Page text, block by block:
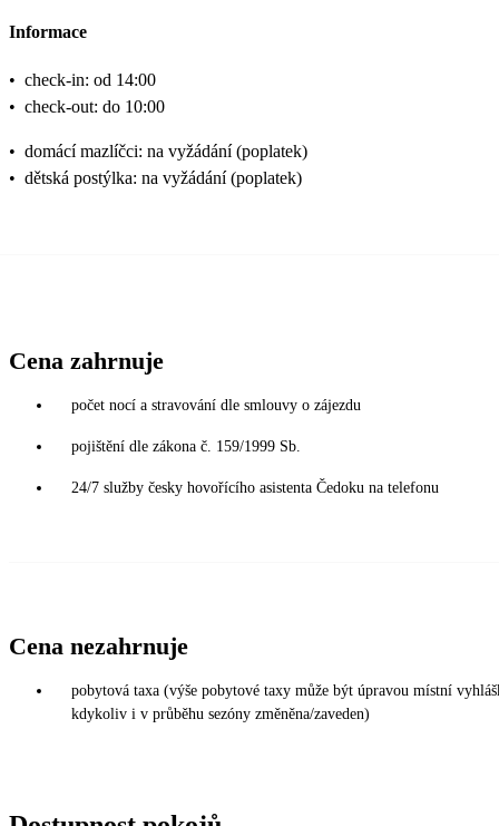
Informace
• check-in: od 14:00
• check-out: do 10:00
• domácí mazlíčci: na vyžádání (poplatek)
• dětská postýlka: na vyžádání (poplatek)
Cena zahrnuje
počet nocí a stravování dle smlouvy o zájezdu
pojištění dle zákona č. 159/1999 Sb.
24/7 služby česky hovořícího asistenta Čedoku na telefonu
Cena nezahrnuje
pobytová taxa (výše pobytové taxy může být úpravou místní
kdykoliv i v průběhu sezóny změněna/zaveden)